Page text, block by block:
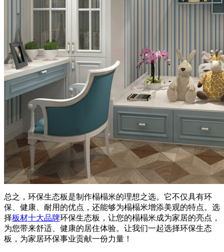
总之，环保生态板是制作榻榻米的理想之选。它不仅具有环
保、健康、耐用的优点，还能够为榻榻米增添美观的特点。选
择板材十大品牌环保生态板，让您的榻榻米成为家居的亮点，
为您带来舒适、健康的居住体验。让我们一起选择环保生态
板，为家居环保事业贡献一份力量！